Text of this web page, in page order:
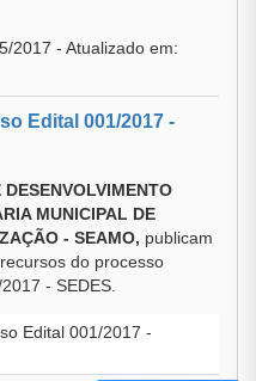
2017 - Atualizado em:
Edital 001/2017 -
MUNICIPAL DE
- SEAMO, publicam
do processo
- SEDES.
Edital 001/2017 -